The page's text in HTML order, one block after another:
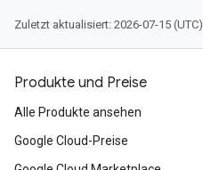
Zuletzt aktualisiert: 2026-07-15 (UTC).
Produkte und Preise
Alle Produkte ansehen
Google Cloud-Preise